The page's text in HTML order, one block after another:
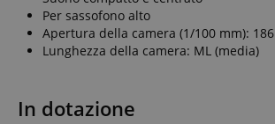
Per sassofono alto
Apertura della camera (1/100 mm): 186
Lunghezza della camera: ML (media)
In dotazione